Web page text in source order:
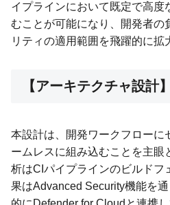
イプラインにおいて既定で高度
むことが可能になり、開発者の
リティの適用範囲を飛躍的に拡
【アーキテクチャ設計】
本設計は、開発ワークフローに
ームレスに組み込むことを主眼
析はCIパイプラインのビルドフ
果はAdvanced Security機能を